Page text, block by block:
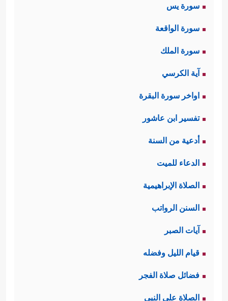
سورة يس
سورة الواقعة
سورة الملك
آية الكرسي
اواخر سورة البقرة
تفسير ابن عاشور
أدعية من السنة
الدعاء للميت
الصلاة الإبراهيمية
السنن الرواتب
آيات الصبر
قيام الليل وفضله
فضائل صلاة الفجر
الصلاة على النبي